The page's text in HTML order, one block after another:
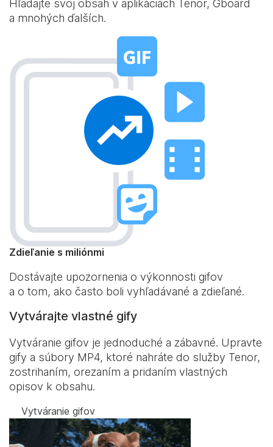
Hľadajte svoj obsah v aplikáciách Tenor, Gboard
a mnohých ďalších.
Zdieľanie s miliónmi
Dostávajte upozornenia o výkonnosti gifov
a o tom, ako často boli vyhľadávané a zdieľané.
Vytvárajte vlastné gify
Vytváranie gifov je jednoduché a zábavné. Upravte
gify a súbory MP4, ktoré nahráte do služby Tenor,
zostrihaním, orezaním a pridaním vlastných
opisov k obsahu.
Vytváranie gifov